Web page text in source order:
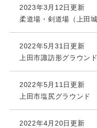
2023年3月12日更新
柔道場・剣道場（上田
2022年5月31日更新
上田市諏訪形グラウンド
2022年5月11日更新
上田市塩尻グラウンド
2022年4月20日更新